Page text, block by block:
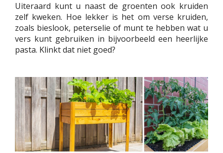
Uiteraard kunt u naast de groenten ook kruiden
zelf kweken. Hoe lekker is het om verse kruiden,
zoals bieslook, peterselie of munt te hebben wat u
vers kunt gebruiken in bijvoorbeeld een heerlijke
pasta. Klinkt dat niet goed?